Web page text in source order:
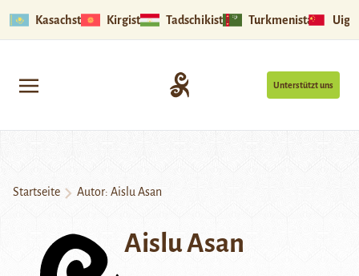
Kasachstan Kirgistan Tadschikistan Turkmenistan
Unterstützt uns
Startseite Autor: Aislu Asan
Aislu Asan